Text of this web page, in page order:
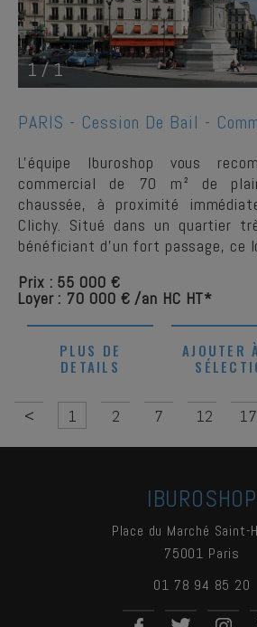
1/1
PARIS - Cession De Bail -
L'équipe Iburoshop vous
commercial de 70 m² de
chaussée, à proximité
Clichy. Situé dans un quartier
bénéficiant d'un fort passage, ce
Prix : 55 000 €
Loyer : 70 000 € /an HC HT*
PLUS DE
DETAILS
AJOUTER
< 1 2 7 12 17
IBUROSHOP
Place du Marché Saint-
75001 Paris
01 78 94 85 20